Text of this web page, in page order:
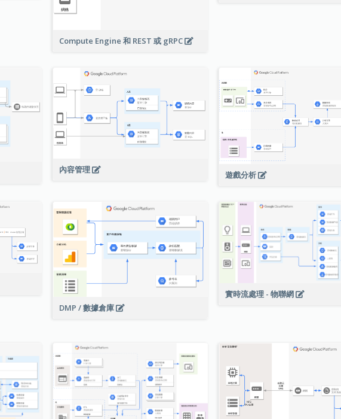
Compute Engine 和 REST 或 gRPC
內容管理
遊戲分析
DMP / 數據倉庫
實時流處理 - 物聯網